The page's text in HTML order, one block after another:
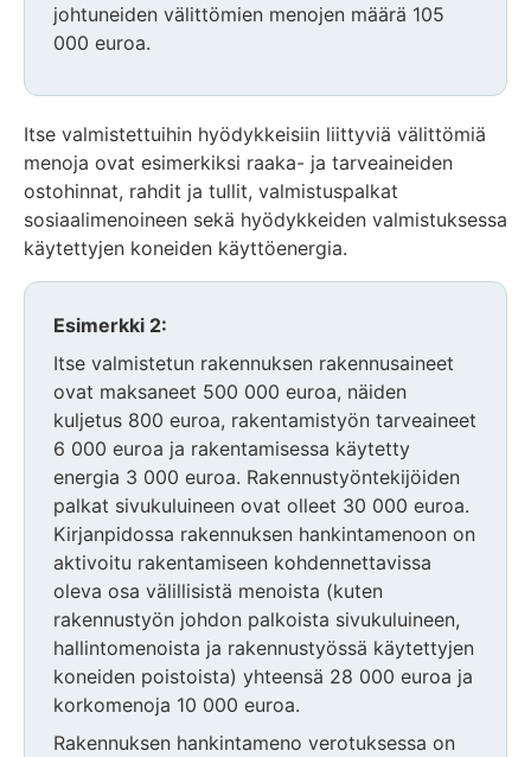
johtuneiden välittömien menojen määrä 105
000 euroa.
Itse valmistettuihin hyödykkeisiin liittyviä välittömiä
menoja ovat esimerkiksi raaka- ja tarveaineiden
ostohinnat, rahdit ja tullit, valmistuspalkat
sosiaalimenoineen sekä hyödykkeiden valmistuksessa
käytettyjen koneiden käyttöenergia.
Esimerkki 2:
Itse valmistetun rakennuksen rakennusaineet
ovat maksaneet 500 000 euroa, näiden
kuljetus 800 euroa, rakentamistyön tarveaineet
6 000 euroa ja rakentamisessa käytetty
energia 3 000 euroa. Rakennustyöntekijöiden
palkat sivukuluineen ovat olleet 30 000 euroa.
Kirjanpidossa rakennuksen hankintamenoon on
aktivoitu rakentamiseen kohdennettavissa
oleva osa välillisistä menoista (kuten
rakennustyön johdon palkoista sivukuluineen,
hallintomenoista ja rakennustyössä käytettyjen
koneiden poistoista) yhteensä 28 000 euroa ja
korkomenoja 10 000 euroa.
Rakennuksen hankintameno verotuksessa on